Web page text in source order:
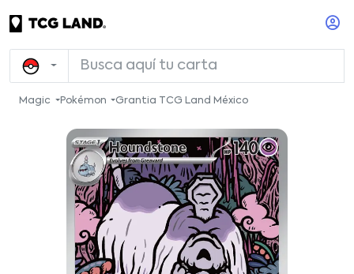
Magic Pokémon Grantia TCG Land México